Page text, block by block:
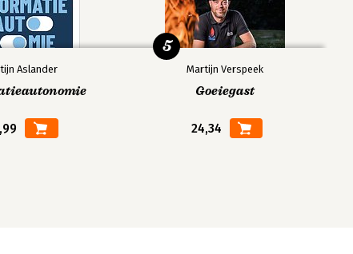
Aslander Martijn Verspeek
Goeiegast
24,34
5